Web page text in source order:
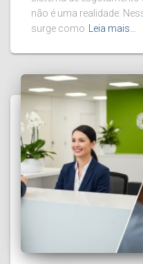
não é uma realidade.
surge como
Leia mais…